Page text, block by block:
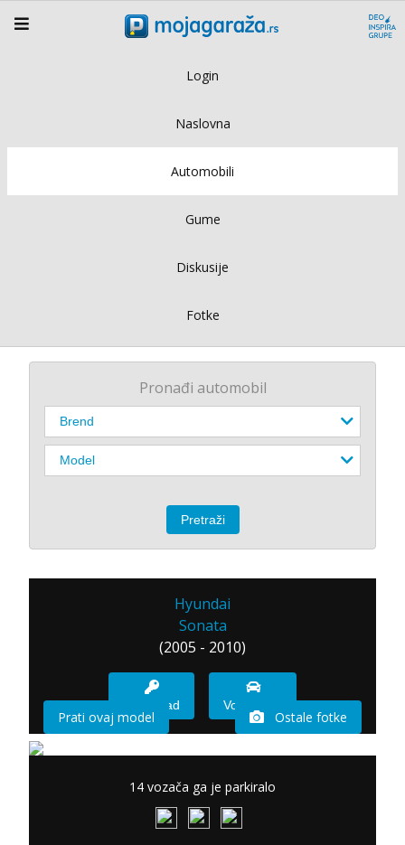
Login
Naslovna
Automobili
Gume
Diskusije
Fotke
Pronađi automobil
Hyundai
Sonata
(2005 - 2010)
Imam sad Vozio sam
Prati ovaj model Ostale fotke
14 vozača ga je parkiralo